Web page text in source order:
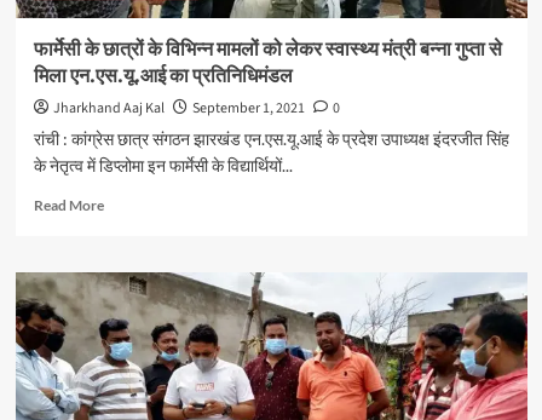
फार्मेसी के छात्रों के विभिन्न मामलों को लेकर स्वास्थ्य मंत्री बन्ना गुप्ता से
मिला एन.एस.यू.आई का प्रतिनिधिमंडल
Jharkhand Aaj Kal September 1, 2021
0
रांची : कांग्रेस छात्र संगठन झारखंड एन.एस.यू.आई के प्रदेश उपाध्यक्ष इंदरजीत सिंह
के नेतृत्व में डिप्लोमा इन फार्मेसी के विद्यार्थियों...
Read MoreRead
फार्मेसी
के
छात्रों
के
विभिन्न
मामलों
को